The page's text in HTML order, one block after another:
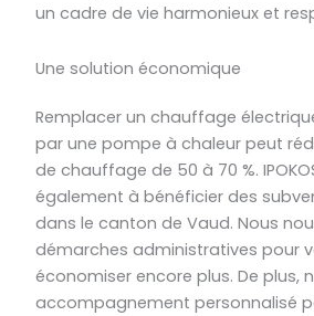
un cadre de vie harmonieux et
Une solution économique
Remplacer un chauffage
par une pompe à chaleur peut
de chauffage de 50 à 70 %.
également à bénéficier des
dans le canton de Vaud. Nous
démarches administratives pour
économiser encore plus. De plus,
accompagnement personnalisé